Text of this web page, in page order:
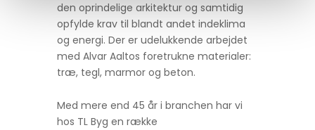
den oprindelige arkitektur og samtidig
opfylde krav til blandt andet indeklima
og energi. Der er udelukkende arbejdet
med Alvar Aaltos foretrukne materialer:
træ, tegl, marmor og beton.
Med mere end 45 år i branchen har vi
hos TL Byg en række